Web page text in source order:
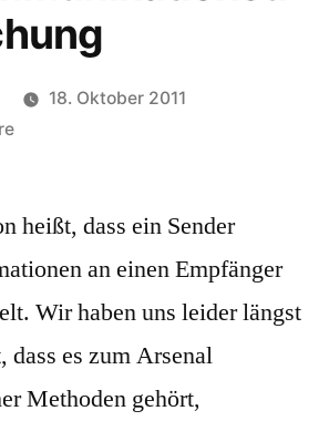
18. Oktober 2011
zu
heißt, dass ein Sender
an einen Empfänger
Wir haben uns leider längst
dass es zum Arsenal
Methoden gehört,